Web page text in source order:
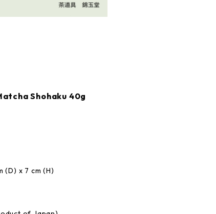
Shohaku 40g
(D) x 7 cm (H)